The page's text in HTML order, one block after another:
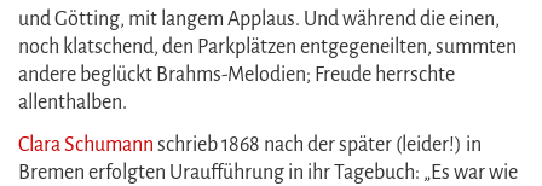
und Götting, mit langem Applaus. Und während die einen,
noch klatschend, den Parkplätzen entgegeneilten, summten
andere beglückt Brahms-Melodien; Freude herrschte
allenthalben.
Clara Schumann schrieb 1868 nach der später (leider!) in
Bremen erfolgten Uraufführung in ihr Tagebuch: „Es war wie